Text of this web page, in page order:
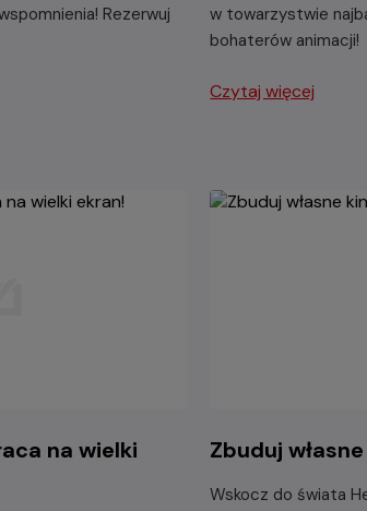
Rezerwuj
w towarzystwie
bohaterów animacji!
Czytaj więcej
na wielki
Zbuduj
Wskocz do świata